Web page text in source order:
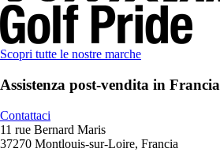
Scopri tutte le nostre marche
Assistenza post-vendita in Francia
Contattaci
11 rue Bernard Maris
37270 Montlouis-sur-Loire, Francia